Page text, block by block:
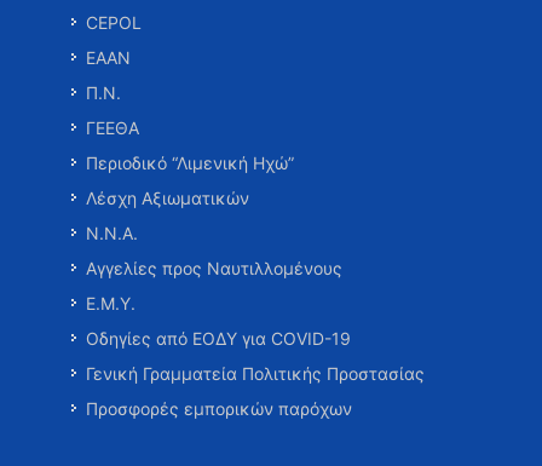
CEPOL
ΕΑΑΝ
Π.Ν.
ΓΕΕΘΑ
Περιοδικό “Λιμενική Ηχώ”
Λέσχη Αξιωματικών
Ν.Ν.Α.
Αγγελίες προς Ναυτιλλομένους
Ε.Μ.Υ.
Οδηγίες από ΕΟΔΥ για COVID-19
Γενική Γραμματεία Πολιτικής Προστασίας
Προσφορές εμπορικών παρόχων